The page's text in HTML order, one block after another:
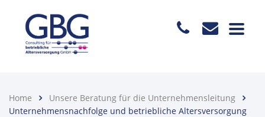
Home
Unsere Beratung für die Unternehmensleitung
Unternehmensnachfolge und betriebliche Altersversorgung